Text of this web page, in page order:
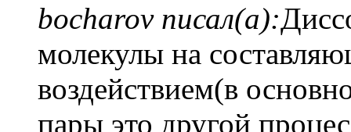
bocharov писал(а):
молекулы на
воздействием(в
пары это другой